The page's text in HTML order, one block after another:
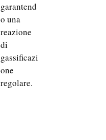
garantend
o una
reazione
di
gassificazi
one
regolare.